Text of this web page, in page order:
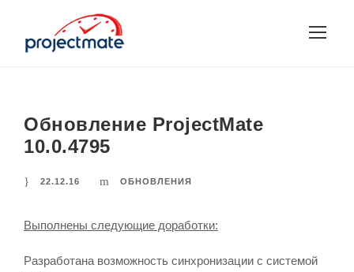
Обновление ProjectMate
10.0.4795
22.12.16 ОБНОВЛЕНИЯ
Выполнены следующие доработки:
Разработана возможность синхронизации с системой